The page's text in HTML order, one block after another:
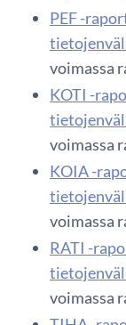
PEF -
voimassa
KOTI -
voimassa
KOIA -
voimassa
RATI -
voimassa